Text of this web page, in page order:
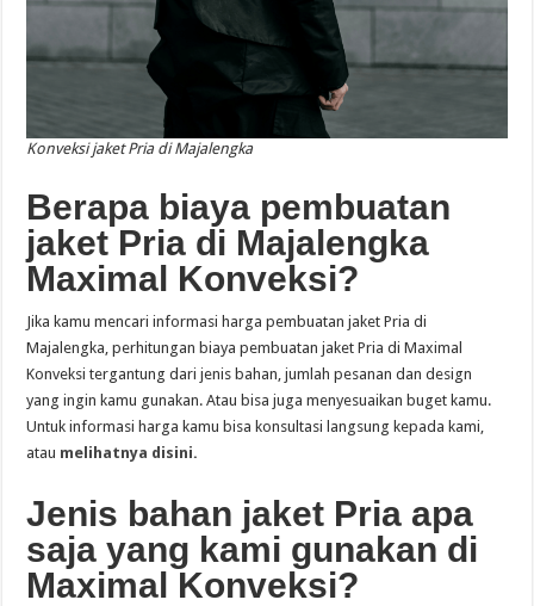
Konveksi jaket Pria di Majalengka
Berapa biaya pembuatan
jaket Pria di Majalengka
Maximal Konveksi?
Jika kamu mencari informasi harga pembuatan jaket Pria di
Majalengka, perhitungan biaya pembuatan jaket Pria di Maximal
Konveksi tergantung dari jenis bahan, jumlah pesanan dan design
yang ingin kamu gunakan. Atau bisa juga menyesuaikan buget kamu.
Untuk informasi harga kamu bisa konsultasi langsung kepada kami,
atau melihatnya disini.
Jenis bahan jaket Pria apa
saja yang kami gunakan di
Maximal Konveksi?